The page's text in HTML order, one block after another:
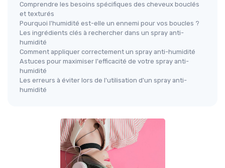
Comprendre les besoins spécifiques des cheveux bouclés
et texturés
Pourquoi l'humidité est-elle un ennemi pour vos boucles ?
Les ingrédients clés à rechercher dans un spray anti-
humidité
Comment appliquer correctement un spray anti-humidité
Astuces pour maximiser l'efficacité de votre spray anti-
humidité
Les erreurs à éviter lors de l'utilisation d'un spray anti-
humidité